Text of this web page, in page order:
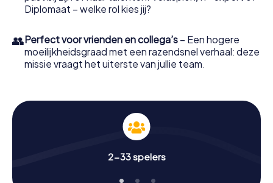
Diplomaat – welke rol kies jij?
👥Perfect voor vrienden en collega’s – Een hogere
moeilijkheidsgraad met een razendsnel verhaal: deze
missie vraagt het uiterste van jullie team.
2-33 spelers